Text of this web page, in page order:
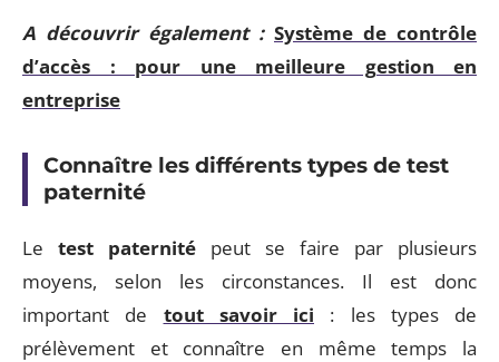
A découvrir également : Système de contrôle
d’accès : pour une meilleure gestion en
entreprise
Connaître les différents types de test
paternité
Le test paternité peut se faire par plusieurs
moyens, selon les circonstances. Il est donc
important de tout savoir ici : les types de
prélèvement et connaître en même temps la